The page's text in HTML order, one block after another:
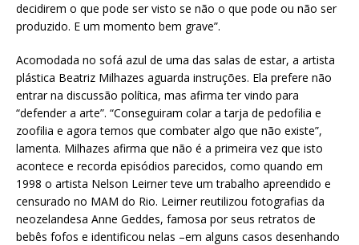
decidirem o que pode ser visto se não o que pode ou não ser
produzido. E um momento bem grave”.
Acomodada no sofá azul de uma das salas de estar, a artista
plástica Beatriz Milhazes aguarda instruções. Ela prefere não
entrar na discussão política, mas afirma ter vindo para
“defender a arte”. “Conseguiram colar a tarja de pedofilia e
zoofilia e agora temos que combater algo que não existe”,
lamenta. Milhazes afirma que não é a primeira vez que isto
acontece e recorda episódios parecidos, como quando em
1998 o artista Nelson Leirner teve um trabalho apreendido e
censurado no MAM do Rio. Leirner reutilizou fotografias da
neozelandesa Anne Geddes, famosa por seus retratos de
bebês fofos e identificou nelas –em alguns casos desenhando